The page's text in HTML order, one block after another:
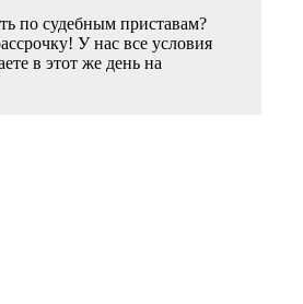
по судебным приставам?
У нас все условия
в этот же день на